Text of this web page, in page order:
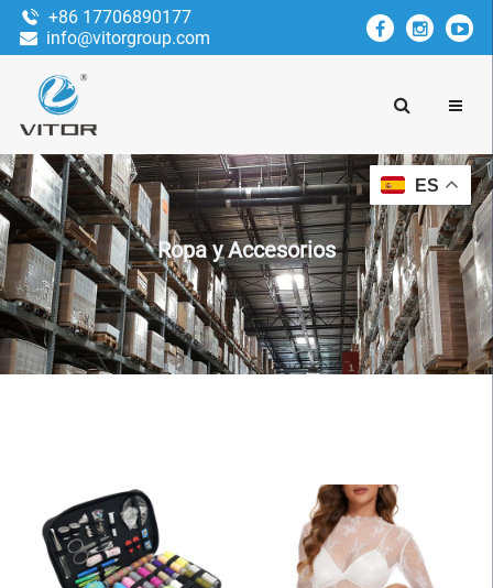
+86 17706890177
info@vitorgroup.com
Ropa y Accesorios
ES